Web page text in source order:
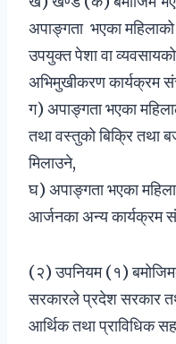
अपाङ्गता भएका महिलाको
उपयुक्त पेशा वा
अभिमुखीकरण कार्यक्रम
ग) अपाङ्गता भएका
तथा वस्तुको बिक्रि तथा
मिलाउने,
घ) अपाङ्गता भएका
आर्जनका अन्य कार्यक्रम
(२) उपनियम (१)
सरकारले प्रदेश सरकार
आर्थिक तथा प्राविधिक